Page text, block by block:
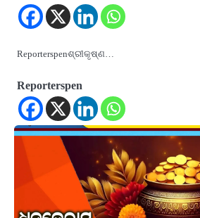
Reporterspenଶ୍ରୀକୃଷ୍ଣ…
Reporterspen